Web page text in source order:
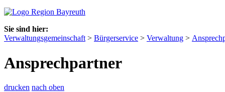
Sie sind hier:
Verwaltungsgemeinschaft > Bürgerservice > Verwaltung >
Ansprechpartner
drucken nach oben